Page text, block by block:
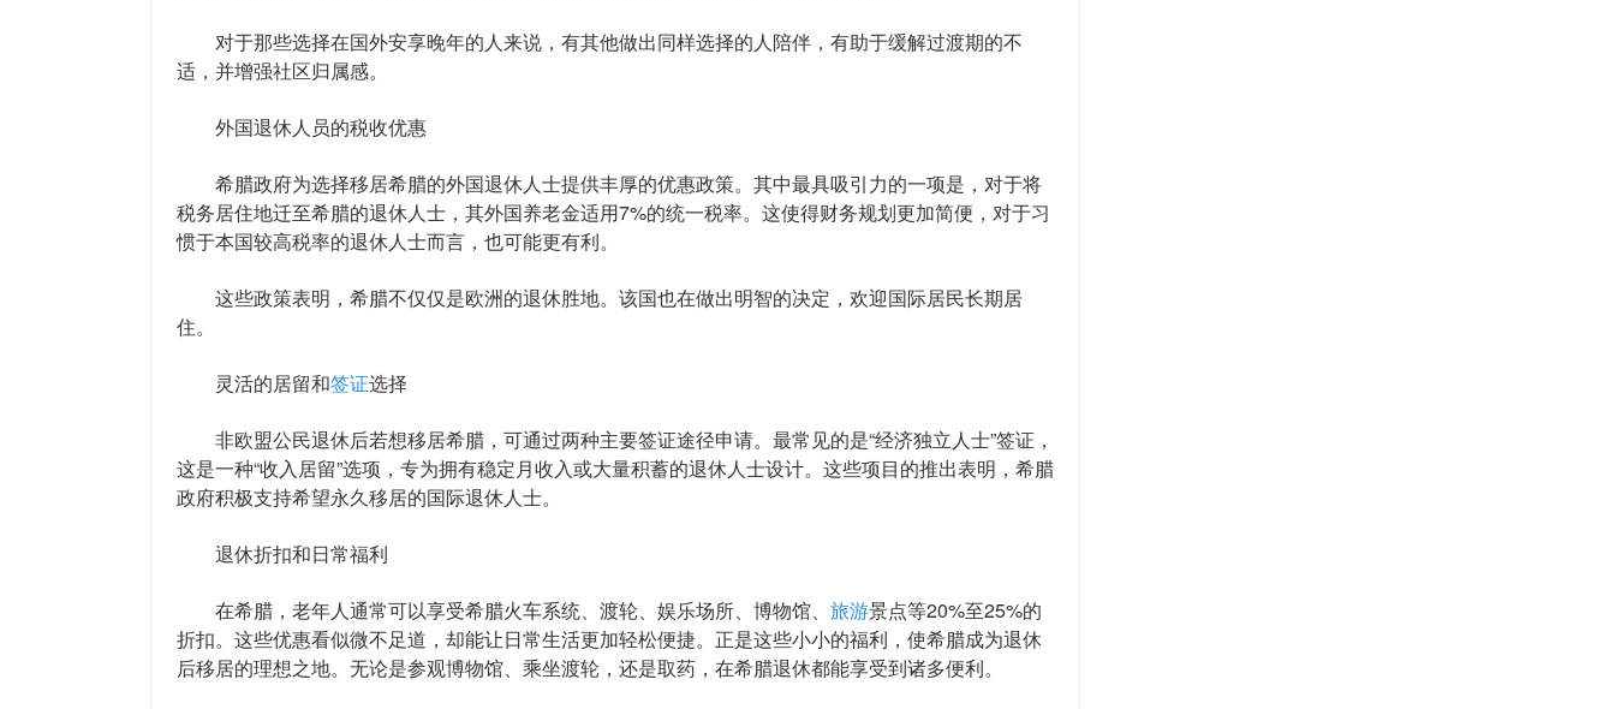
对于那些选择在国外安享晚年的人来说，有其他做出同样选择的人陪伴，有助于缓解过渡期的不
适，并增强社区归属感。
外国退休人员的税收优惠
希腊政府为选择移居希腊的外国退休人士提供丰厚的优惠政策。其中最具吸引力的一项是，对于将
税务居住地迁至希腊的退休人士，其外国养老金适用7%的统一税率。这使得财务规划更加简便，对于习
惯于本国较高税率的退休人士而言，也可能更有利。
这些政策表明，希腊不仅仅是欧洲的退休胜地。该国也在做出明智的决定，欢迎国际居民长期居
住。
灵活的居留和签证选择
非欧盟公民退休后若想移居希腊，可通过两种主要签证途径申请。最常见的是“经济独立人士”签证，
这是一种“收入居留”选项，专为拥有稳定月收入或大量积蓄的退休人士设计。这些项目的推出表明，希腊
政府积极支持希望永久移居的国际退休人士。
退休折扣和日常福利
在希腊，老年人通常可以享受希腊火车系统、渡轮、娱乐场所、博物馆、 旅游景点等20%至25%的
折扣。这些优惠看似微不足道，却能让日常生活更加轻松便捷。正是这些小小的福利，使希腊成为退休
后移居的理想之地。无论是参观博物馆、乘坐渡轮，还是取药，在希腊退休都能享受到诸多便利。